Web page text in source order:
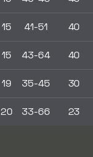
15 41-51 40
15 43-64 40
19 35-45 30
20 33-66 23